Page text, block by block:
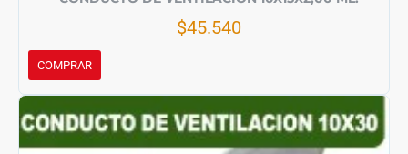
$45.540
COMPRAR